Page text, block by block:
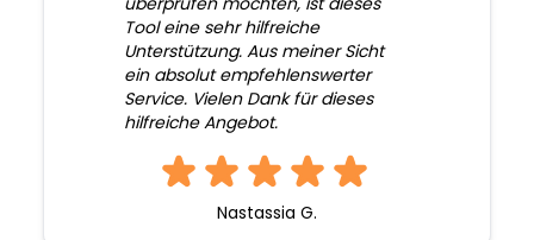
Tool eine sehr hilfreiche
Unterstützung. Aus meiner Sicht
ein absolut empfehlenswerter
Service. Vielen Dank für dieses
hilfreiche Angebot.
Nastassia G.